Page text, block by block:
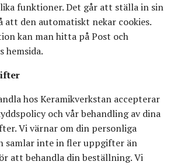
funktioner. Det går att ställa in sin
att den automatiskt nekar cookies.
kan man hitta på Post och
hemsida.
hos Keramikverkstan accepterar
och vår behandling av dina
Vi värnar om din personliga
samlar inte in fler uppgifter än
att behandla din beställning. Vi